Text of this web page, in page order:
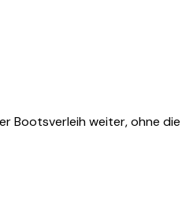
Bootsverleih weiter, ohne